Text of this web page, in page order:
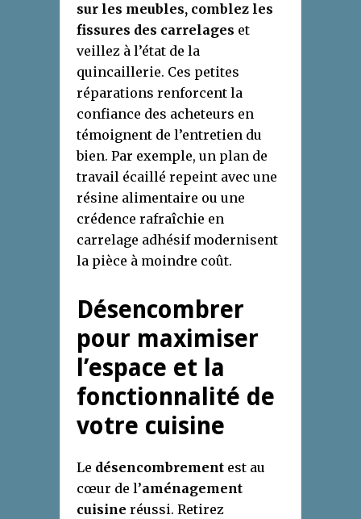
sur les meubles, comblez les
fissures des carrelages et
veillez à l’état de la
quincaillerie. Ces petites
réparations renforcent la
confiance des acheteurs en
témoignent de l’entretien du
bien. Par exemple, un plan de
travail écaillé repeint avec une
résine alimentaire ou une
crédence rafraîchie en
carrelage adhésif modernisent
la pièce à moindre coût.
Désencombrer
pour maximiser
l’espace et la
fonctionnalité de
votre cuisine
Le désencombrement est au
cœur de l’aménagement
cuisine réussi. Retirez